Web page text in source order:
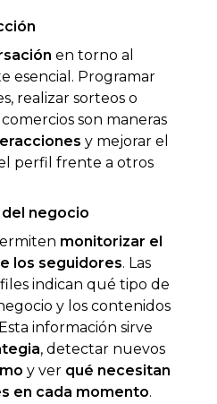
en torno al
esencial. Programar
realizar sorteos o
son maneras
y mejorar el
perfil frente a otros
negocio
monitorizar el
los seguidores. Las
indican qué tipo de
y los contenidos
información sirve
, detectar nuevos
y ver qué necesitan
en cada momento.